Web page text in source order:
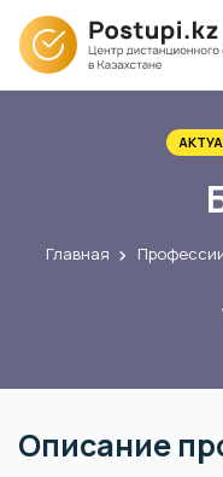
Главная
Описание